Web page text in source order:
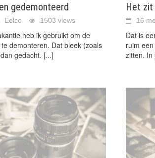
gedemonteerd
Eelco 1503 views
heb ik gebruikt om de
demonteren. Dat bleek (zoals
gedacht. [...]
Het zit
16
Dat is
ruim
zitten. In